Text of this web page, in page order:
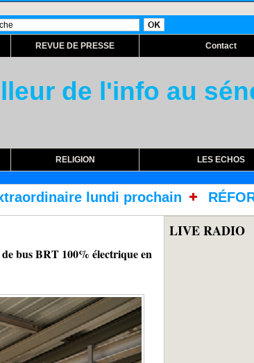
REVUE DE PRESSE Contact
de l'info au
RELIGION
LES ECHOS
RÉFORME DES
bus BRT 100% électrique en
LIVE RADIO